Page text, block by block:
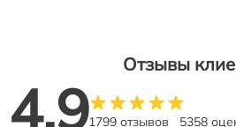
Отзывы
4.91799 отзывов 5358